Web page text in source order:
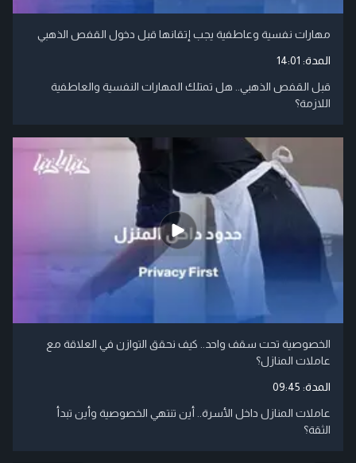
مهارات نفسية وعاطفية يجب إتقانها قبل دخول القفص الذهبي
المدة: 14:01
قبل القفص الذهبي.. هل تمتلك المهارات النفسية والعاطفية
اللازمة؟
الخصوصية تحت سقف واحد.. كيف نحقق التوازن في العلاقة مع
عاملات المنازل؟
المدة: 09:45
عاملات المنازل داخل الأسرة.. أين تنتهي الخصوصية وأين تبدأ
الثقة؟